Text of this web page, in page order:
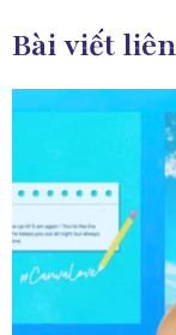
Bài viết